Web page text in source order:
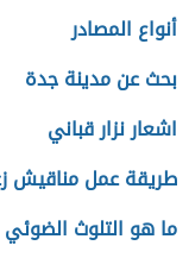
أنواع المصادر
بحث عن مدينة جدة
اشعار نزار قباني
طريقة عمل مناقيش
ما هو التلوث الضوئي